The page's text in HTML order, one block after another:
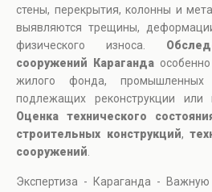
стены, перекрытия, колонны и
выявляются трещины,
физического износа.
сооружений Карагандаособенно
жилого фонда,
подлежащих реконструкции или
Оценка технического
строительных конструкций,
сооружений
Экспертиза - Караганда -